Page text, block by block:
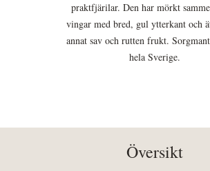
praktfjärilar. Den har mörkt
vingar med bred, gul ytterkant och
annat sav och rutten frukt.
hela Sverige.
Översikt